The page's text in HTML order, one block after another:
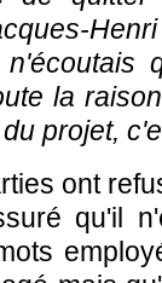
la
projet,
ont
qu'il